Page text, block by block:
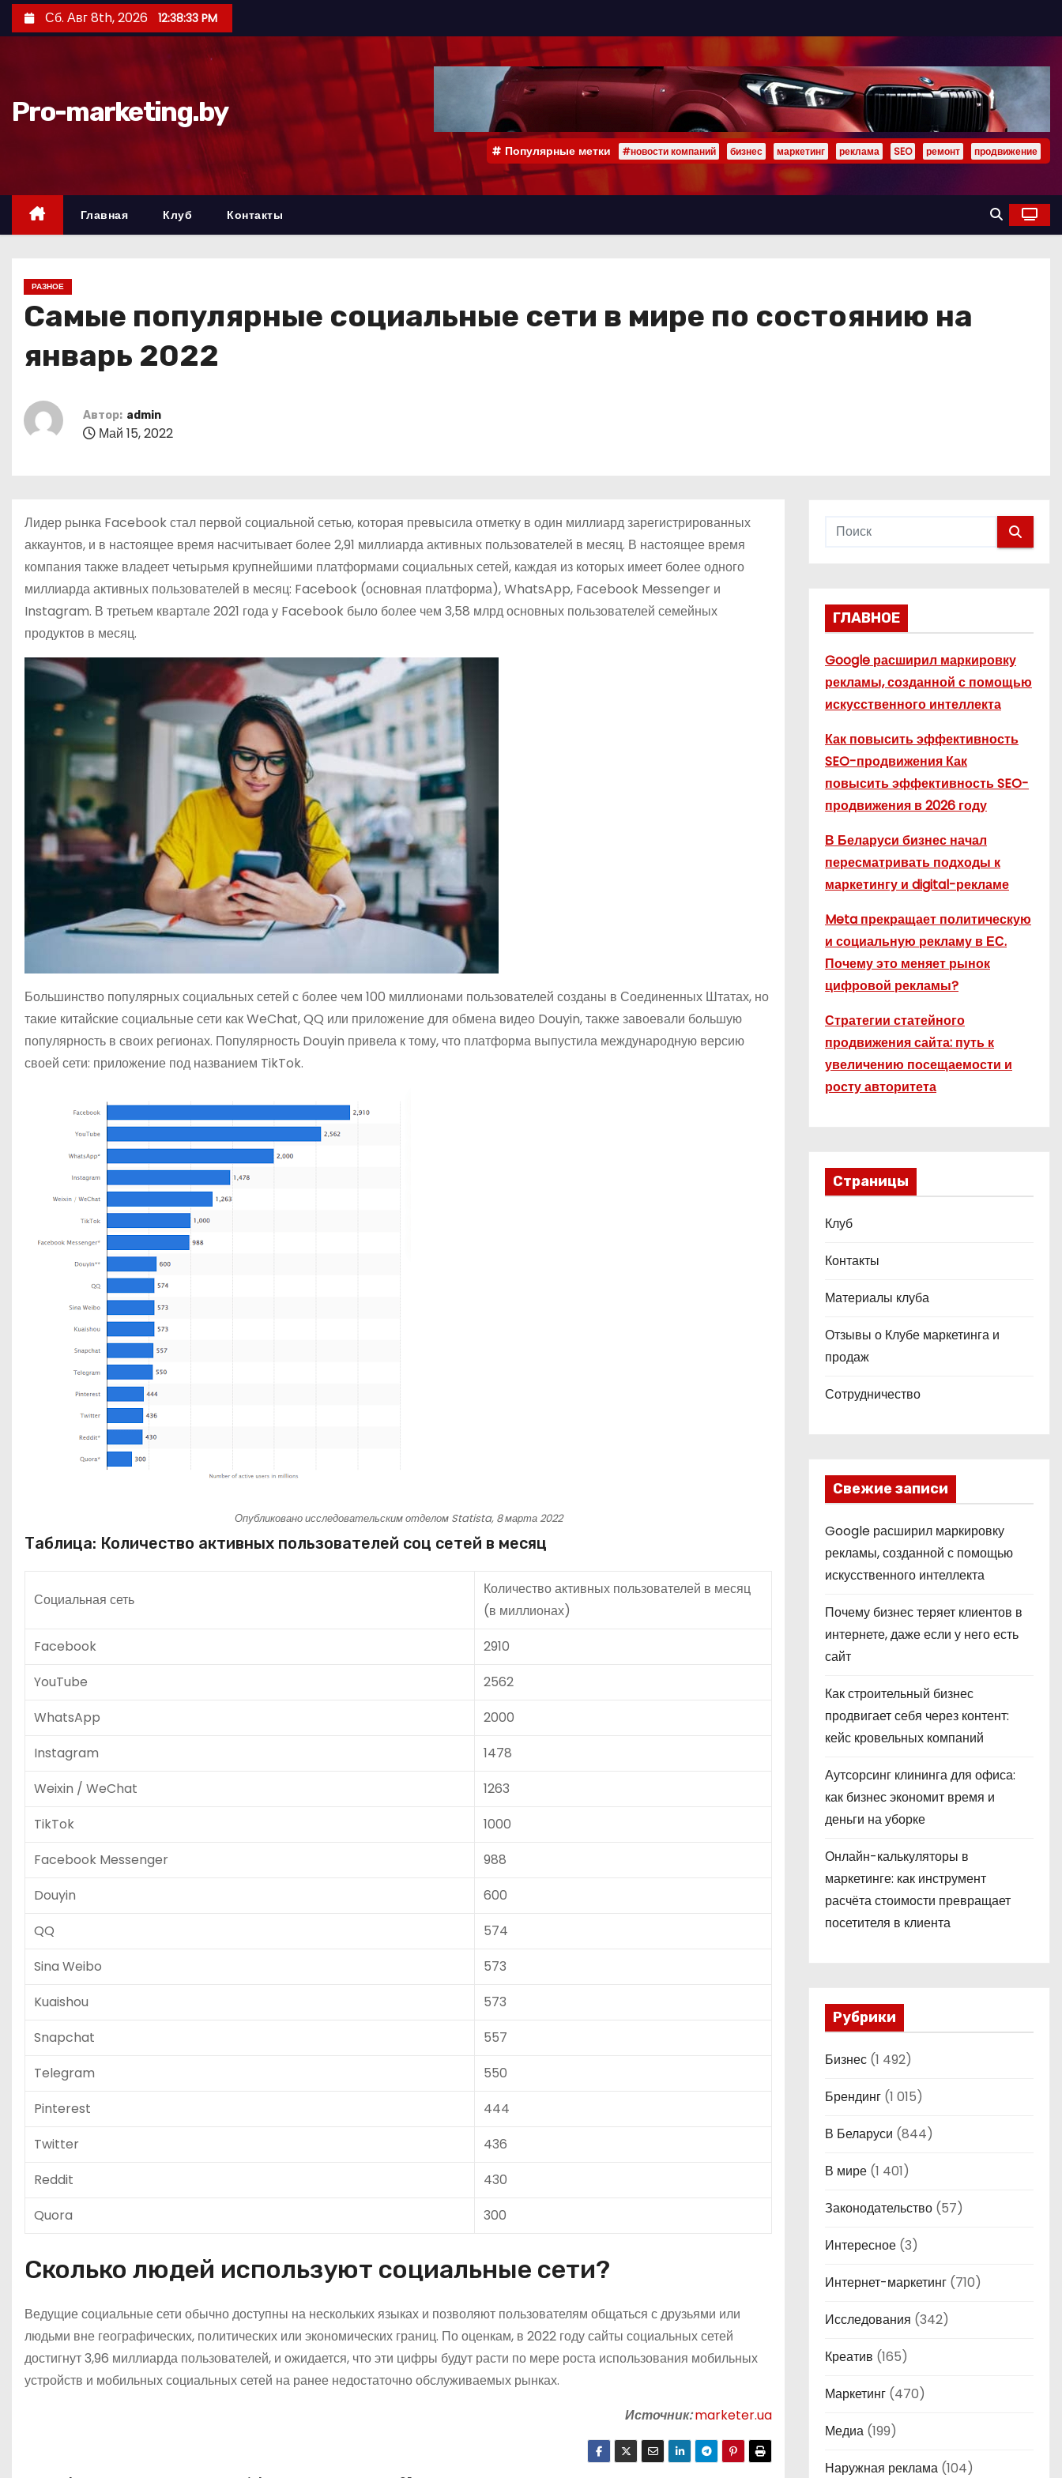
е
д
Сб. Авг 8th, 2026 12:38:34 PM
Pro-marketing.by
Популярные метки #новости компаний бизнес маркетинг реклама SEO ремонт продвижение
Главная Клуб Контакты
РАЗНОЕ
Самые популярные социальные сети в мире по состоянию на
январь 2022
Автор: admin
Май 15, 2022
Лидер рынка Facebook стал первой социальной сетью, которая превысила отметку в один миллиард зарегистрированных
аккаунтов, и в настоящее время насчитывает более 2,91 миллиарда активных пользователей в месяц. В настоящее время
компания также владеет четырьмя крупнейшими платформами социальных сетей, каждая из которых имеет более одного
миллиарда активных пользователей в месяц: Facebook (основная платформа), WhatsApp, Facebook Messenger и
Instagram. В третьем квартале 2021 года у Facebook было более чем 3,58 млрд основных пользователей семейных
продуктов в месяц.
Большинство популярных социальных сетей с более чем 100 миллионами пользователей созданы в Соединенных Штатах, но
такие китайские социальные сети как WeChat, QQ или приложение для обмена видео Douyin, также завоевали большую
популярность в своих регионах. Популярность Douyin привела к тому, что платформа выпустила международную версию
своей сети: приложение под названием TikTok.
Опубликовано исследовательским отделом Statista, 8 марта 2022
Таблица: Количество активных пользователей соц сетей в месяц
Социальная сеть
Количество активных пользователей в месяц
(в миллионах)
Facebook
2910
YouTube
2562
WhatsApp
2000
Instagram
1478
Weixin / WeChat
1263
TikTok
1000
Facebook Messenger
988
Douyin
600
QQ
574
Sina Weibo
573
Kuaishou
573
Snapchat
557
Telegram
550
Pinterest
444
Twitter
436
Reddit
430
Quora
300
Сколько людей используют социальные сети?
Ведущие социальные сети обычно доступны на нескольких языках и позволяют пользователям общаться с друзьями или
людьми вне географических, политических или экономических границ. По оценкам, в 2022 году сайты социальных сетей
достигнут 3,96 миллиарда пользователей, и ожидается, что эти цифры будут расти по мере роста использования мобильных
устройств и мобильных социальных сетей на ранее недостаточно обслуживаемых рынках.
Источник: marketer.ua
ГЛАВНОЕ
Google расширил маркировку
рекламы, созданной с помощью
искусственного интеллекта
Как повысить эффективность
SEO-продвижения Как
повысить эффективность SEO-
продвижения в 2026 году
В Беларуси бизнес начал
пересматривать подходы к
маркетингу и digital-рекламе
Meta прекращает политическую
и социальную рекламу в ЕС.
Почему это меняет рынок
цифровой рекламы?
Стратегии статейного
продвижения сайта: путь к
увеличению посещаемости и
росту авторитета
Страницы
Клуб
Контакты
Материалы клуба
Отзывы о Клубе маркетинга и
продаж
Сотрудничество
Свежие записи
Google расширил маркировку
рекламы, созданной с помощью
искусственного интеллекта
Почему бизнес теряет клиентов в
интернете, даже если у него есть
сайт
Как строительный бизнес
продвигает себя через контент:
кейс кровельных компаний
Аутсорсинг клининга для офиса:
как бизнес экономит время и
деньги на уборке
Онлайн-калькуляторы в
маркетинге: как инструмент
расчёта стоимости превращает
посетителя в клиента
Рубрики
Бизнес (1 492)
Брендинг (1 015)
В Беларуси (844)
В мире (1 401)
Законодательство (57)
Интересное (3)
Интернет-маркетинг (710)
Исследования (342)
Креатив (165)
Маркетинг (470)
Медиа (199)
Наружная реклама (104)